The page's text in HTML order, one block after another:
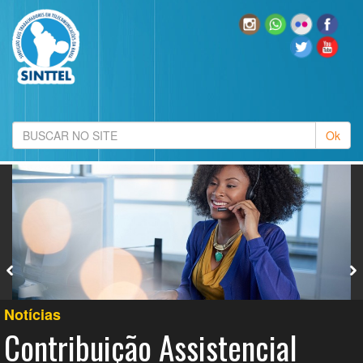
Notícias
Contribuição Assistencial